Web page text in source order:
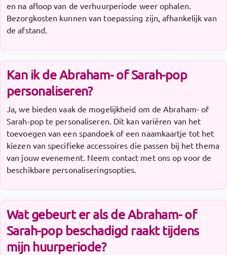
en na afloop van de verhuurperiode weer ophalen.
Bezorgkosten kunnen van toepassing zijn, afhankelijk van
de afstand.
Kan ik de Abraham- of Sarah-pop
personaliseren?
Ja, we bieden vaak de mogelijkheid om de Abraham- of
Sarah-pop te personaliseren. Dit kan variëren van het
toevoegen van een spandoek of een naamkaartje tot het
kiezen van specifieke accessoires die passen bij het thema
van jouw evenement. Neem contact met ons op voor de
beschikbare personaliseringsopties.
Wat gebeurt er als de Abraham- of
Sarah-pop beschadigd raakt tijdens
mijn huurperiode?